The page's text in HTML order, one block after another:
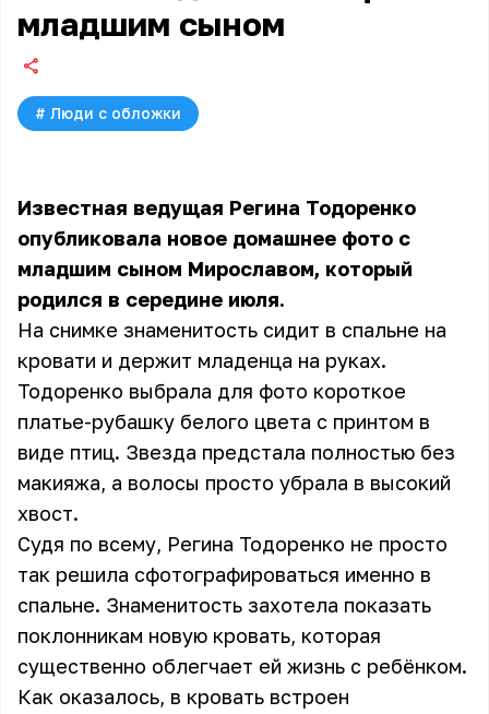
младшим сыном
# Люди с обложки
Известная ведущая Регина Тодоренко
опубликовала новое домашнее фото с
младшим сыном Мирославом, который
родился в середине июля.
На снимке знаменитость сидит в спальне на
кровати и держит младенца на руках.
Тодоренко выбрала для фото короткое
платье-рубашку белого цвета с принтом в
виде птиц. Звезда предстала полностью без
макияжа, а волосы просто убрала в высокий
хвост.
Судя по всему, Регина Тодоренко не просто
так решила сфотографироваться именно в
спальне. Знаменитость захотела показать
поклонникам новую кровать, которая
существенно облегчает ей жизнь с ребёнком.
Как оказалось, в кровать встроен